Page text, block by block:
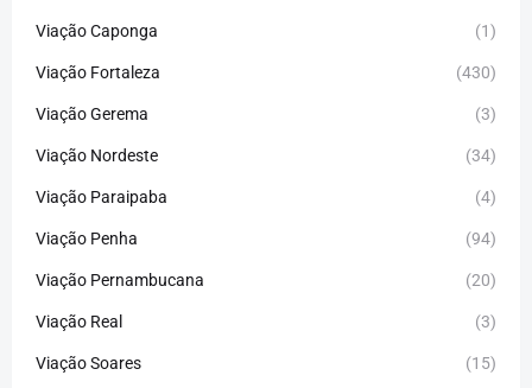
Viação Caponga (1)
Viação Fortaleza (430)
Viação Gerema (3)
Viação Nordeste (34)
Viação Paraipaba (4)
Viação Penha (94)
Viação Pernambucana (20)
Viação Real (3)
Viação Soares (15)